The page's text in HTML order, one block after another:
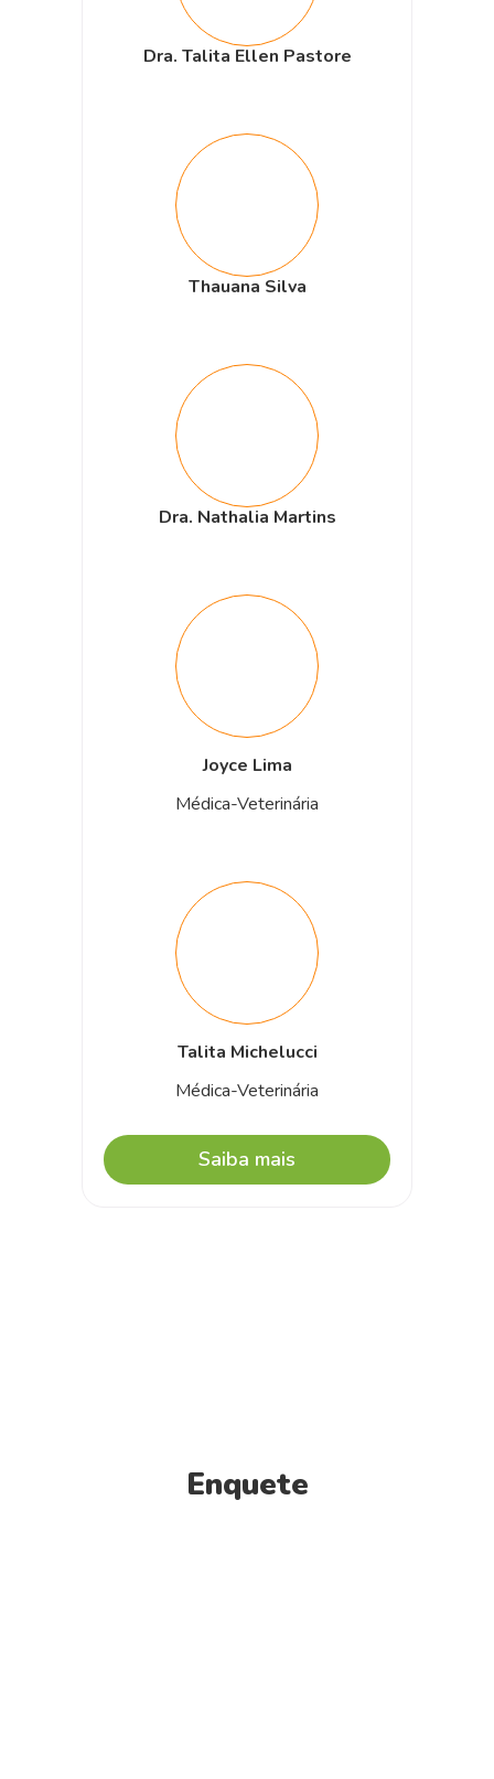
Dra. Talita Ellen Pastore
Thauana Silva
Dra. Nathalia Martins
Joyce Lima
Médica-Veterinária
Talita Michelucci
Médica-Veterinária
Saiba mais
Enquete